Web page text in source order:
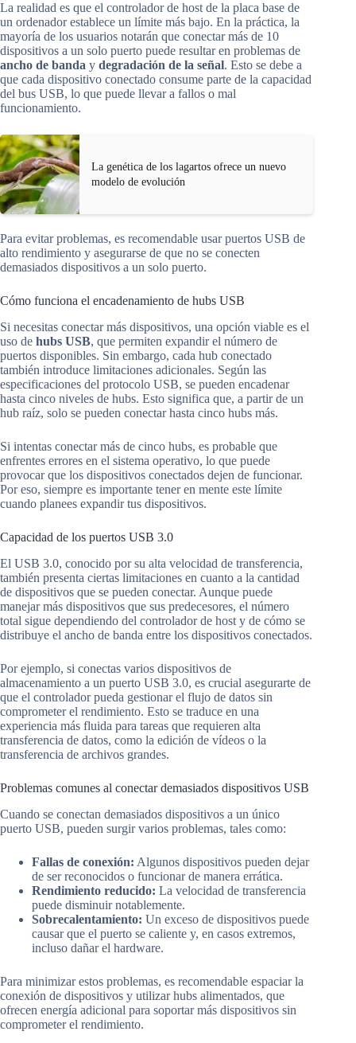
La realidad es que el controlador de host de la placa base de
un ordenador establece un límite más bajo. En la práctica, la
mayoría de los usuarios notarán que conectar más de 10
dispositivos a un solo puerto puede resultar en problemas de
ancho de banda y degradación de la señal. Esto se debe a
que cada dispositivo conectado consume parte de la capacidad
del bus USB, lo que puede llevar a fallos o mal
funcionamiento.
La genética de los lagartos ofrece un nuevo
modelo de evolución
Para evitar problemas, es recomendable usar puertos USB de
alto rendimiento y asegurarse de que no se conecten
demasiados dispositivos a un solo puerto.
Cómo funciona el encadenamiento de hubs USB
Si necesitas conectar más dispositivos, una opción viable es el
uso de hubs USB, que permiten expandir el número de
puertos disponibles. Sin embargo, cada hub conectado
también introduce limitaciones adicionales. Según las
especificaciones del protocolo USB, se pueden encadenar
hasta cinco niveles de hubs. Esto significa que, a partir de un
hub raíz, solo se pueden conectar hasta cinco hubs más.
Si intentas conectar más de cinco hubs, es probable que
enfrentes errores en el sistema operativo, lo que puede
provocar que los dispositivos conectados dejen de funcionar.
Por eso, siempre es importante tener en mente este límite
cuando planees expandir tus dispositivos.
Capacidad de los puertos USB 3.0
El USB 3.0, conocido por su alta velocidad de transferencia,
también presenta ciertas limitaciones en cuanto a la cantidad
de dispositivos que se pueden conectar. Aunque puede
manejar más dispositivos que sus predecesores, el número
total sigue dependiendo del controlador de host y de cómo se
distribuye el ancho de banda entre los dispositivos conectados.
Por ejemplo, si conectas varios dispositivos de
almacenamiento a un puerto USB 3.0, es crucial asegurarte de
que el controlador pueda gestionar el flujo de datos sin
comprometer el rendimiento. Esto se traduce en una
experiencia más fluida para tareas que requieren alta
transferencia de datos, como la edición de vídeos o la
transferencia de archivos grandes.
Problemas comunes al conectar demasiados dispositivos USB
Cuando se conectan demasiados dispositivos a un único
puerto USB, pueden surgir varios problemas, tales como:
Fallas de conexión: Algunos dispositivos pueden dejar
de ser reconocidos o funcionar de manera errática.
Rendimiento reducido: La velocidad de transferencia
puede disminuir notablemente.
Sobrecalentamiento: Un exceso de dispositivos puede
causar que el puerto se caliente y, en casos extremos,
incluso dañar el hardware.
Para minimizar estos problemas, es recomendable espaciar la
conexión de dispositivos y utilizar hubs alimentados, que
ofrecen energía adicional para soportar más dispositivos sin
comprometer el rendimiento.